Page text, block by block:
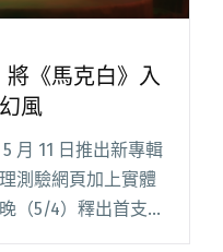
《馬克白》入
風
月 11 日推出新專輯
測驗網頁加上實體
（5/4）釋出首支主
操第一首英文創作歌